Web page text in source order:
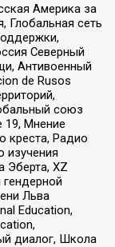
Америка за
Глобальная сеть
Северный
Антивоенный
de Rusos
союз
19, Мнение
креста, Радио
изучения
Эберта, XZ
Льва
Education,
диалог, Школа